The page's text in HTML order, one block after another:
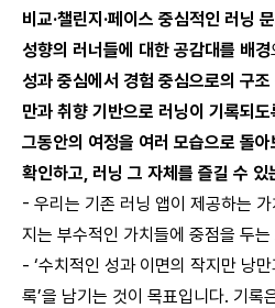
비교·챌린지·페이스 중심적인 러닝
성향의 러너들에 대한 공감대를 배경
성과 중심에서 경험 중심으로의 구조
만과 취향 기반으로 러닝이 기록되
그동안의 여정을 여러 모습으로 돌
확인하고, 러닝 그 자체를 즐길 수 있
- 우리는 기존 러닝 앱이 제공하는
지는 부수적인 가치들에 중점을 두
- ‘수치적인 성과 이면의 작지만 낭
록’을 남기는 것이 목표입니다. 기록